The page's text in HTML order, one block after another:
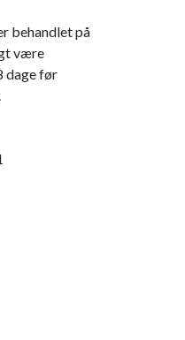
behandlet på
være
dage før